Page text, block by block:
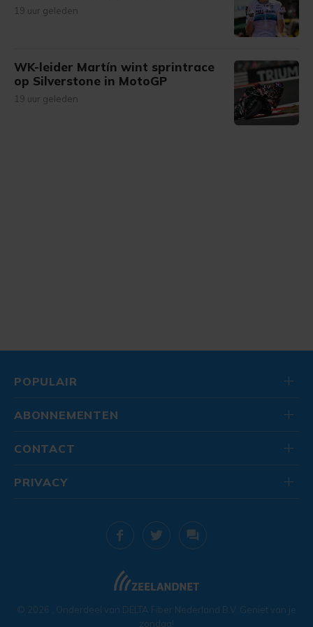
19 uur geleden
WK-leider Martín wint sprintrace
op Silverstone in MotoGP
19 uur geleden
POPULAIR
ABONNEMENTEN
CONTACT
© 2026 . Onderdeel van DELTA Fiber Nederland B.V. Geniet van je
zondag!
PRIVACY